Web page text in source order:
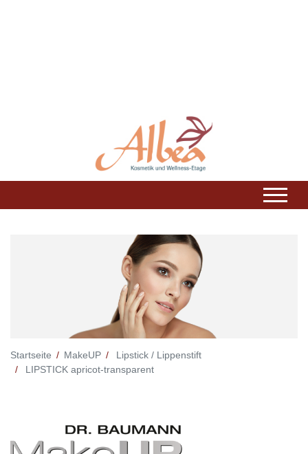
Startseite MakeUP
Lipstick / Lippenstift
LIPSTICK apricot-transparent